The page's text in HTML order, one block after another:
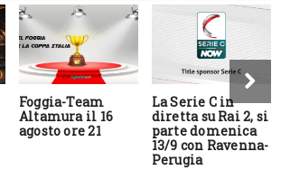
Foggia-Team
Altamura il 16
agosto ore 21
La Serie C in
diretta su Rai 2, si
parte domenica
13/9 con Ravenna-
Perugia